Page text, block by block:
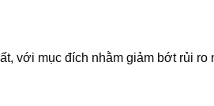
với mục đích nhằm giảm bớt rủi ro